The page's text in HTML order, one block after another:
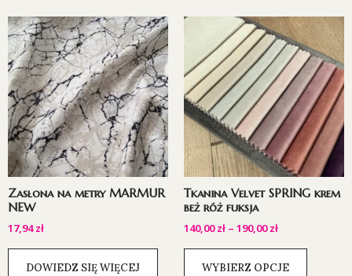
Zasłona na metry MARMUR
NEW
17,94zł
DOWIEDZ SIĘ WIĘCEJ
Tkanina Velvet SPRING krem
beż róż fuksja
140,00zł – 190,00zł
WYBIERZ OPCJE